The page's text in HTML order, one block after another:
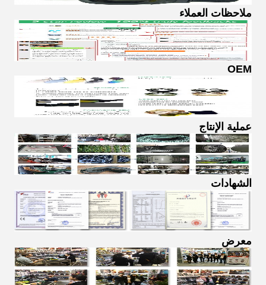
ملاحظات العملاء
OEM
عملية الإنتاج
الشهادات
معرض